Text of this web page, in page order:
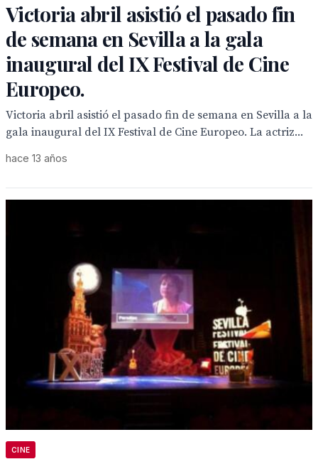
Victoria abril asistió el pasado fin
de semana en Sevilla a la gala
inaugural del IX Festival de Cine
Europeo.
Victoria abril asistió el pasado fin de semana en Sevilla a la
gala inaugural del IX Festival de Cine Europeo. La actriz...
hace 13 años
CINE